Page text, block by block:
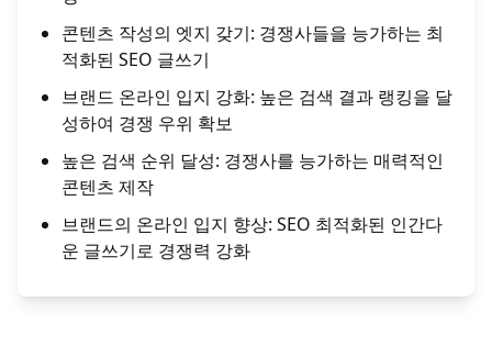
콘텐츠 작성의 엣지 갖기: 경쟁사들을 능가하는 최
적화된 SEO 글쓰기
브랜드 온라인 입지 강화: 높은 검색 결과 랭킹을 달
성하여 경쟁 우위 확보
높은 검색 순위 달성: 경쟁사를 능가하는 매력적인
콘텐츠 제작
브랜드의 온라인 입지 향상: SEO 최적화된 인간다
운 글쓰기로 경쟁력 강화